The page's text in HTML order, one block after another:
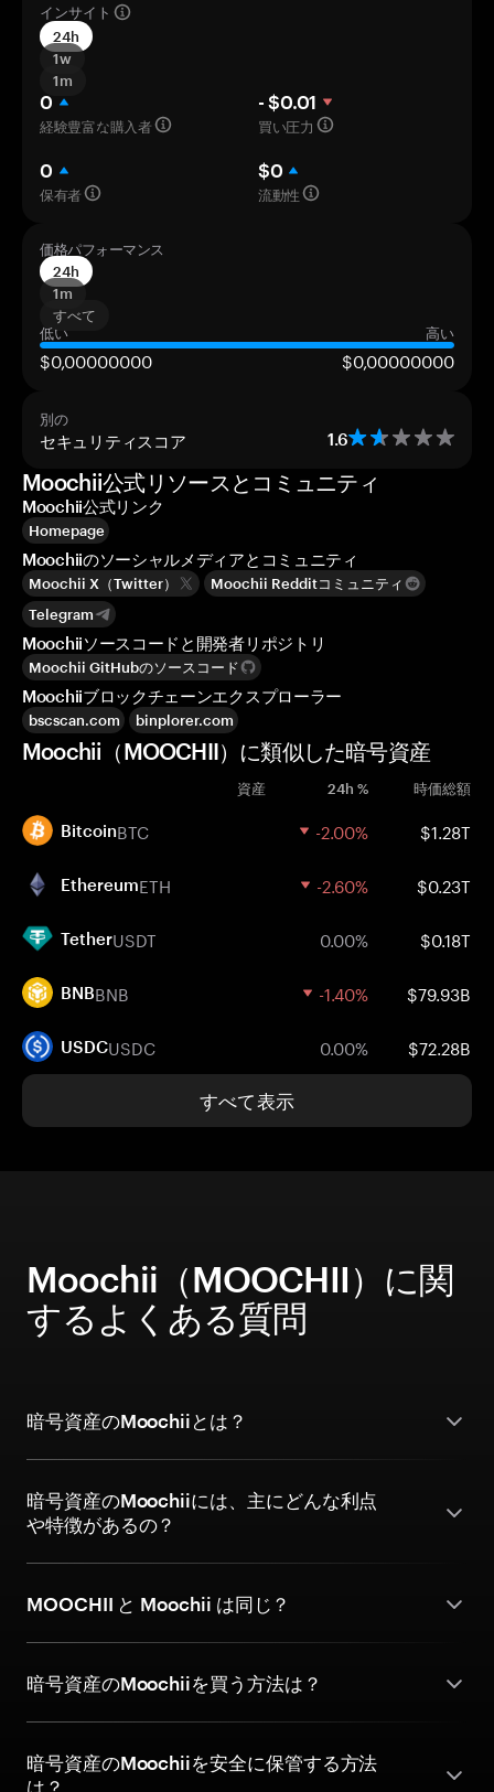
インサイト
24h
1w
1m
0
経験豊富な購入者
- $0.01
買い圧力
0
保有者
$0
流動性
価格パフォーマンス
24h
1m
すべて
低い
高い
$0,00000000 $0,00000000
別の
セキュリティスコア 1.6
Moochii公式リソースとコミュニティ
Moochii公式リンク
Homepage
Moochiiのソーシャルメディアとコミュニティ
Moochii X（Twitter）
Moochii Redditコミュニティ
Telegram
Moochiiソースコードと開発者リポジトリ
Moochii GitHubのソースコード
Moochiiブロックチェーンエクスプローラー
bscscan.com binplorer.com
Moochii（MOOCHII）に類似した暗号資産
資産 24h % 時価総額
BitcoinBTC -2.00% $1.28T
EthereumETH -2.60% $0.23T
TetherUSDT 0.00% $0.18T
BNBBNB -1.40% $79.93B
USDCUSDC 0.00% $72.28B
すべて表示
Moochii（MOOCHII）に関
するよくある質問
暗号資産のMoochiiとは？
暗号資産のMoochiiには、主にどんな利点
や特徴があるの？
MOOCHII と Moochii は同じ？
暗号資産のMoochiiを買う方法は？
暗号資産のMoochiiを安全に保管する方法
は？